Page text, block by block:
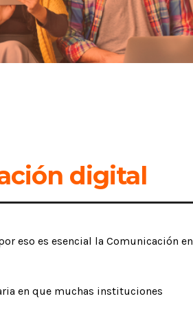
digital
eso es esencial la Comunicación en
en que muchas instituciones